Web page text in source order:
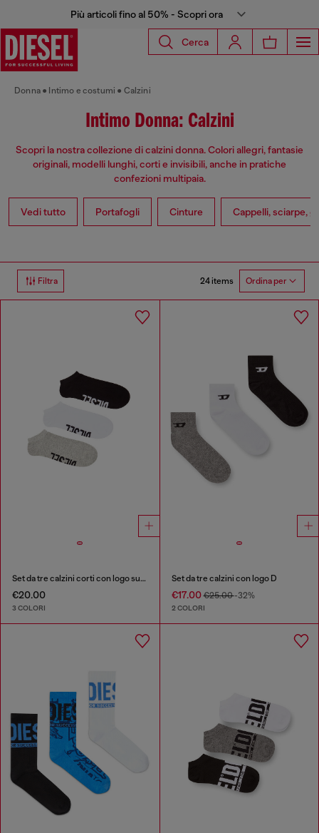
Più articoli fino al 50% - Scopri ora
Cerca
Donna Intimo e costumi Calzini
Intimo Donna: Calzini
Scopri la nostra collezione di calzini donna. Colori allegri, fantasie
originali, modelli lunghi, corti e invisibili, anche in pratiche
confezioni multipaia.
Vedi tutto Portafogli Cinture Cappelli, sciarpe,
Filtra 24 items Ordina per
Set da tre calzini corti con logo sul collo del piede
€20.00
3 COLORI
Set da tre calzini con logo D
€17.00€25.00-32%
2 COLORI